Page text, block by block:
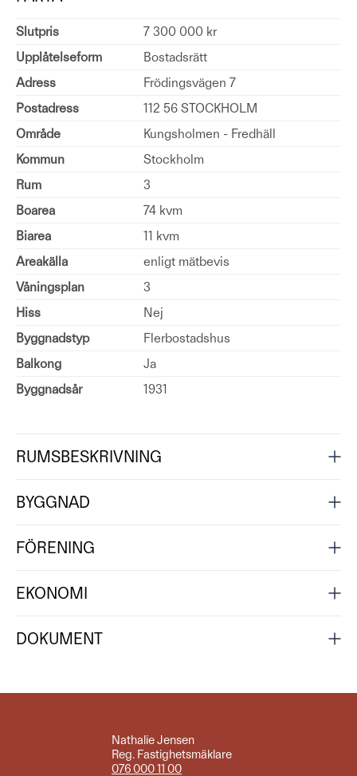
Slutpris
7 300 000 kr
Upplåtelseform
Bostadsrätt
Adress
Frödingsvägen 7
Postadress
112 56 STOCKHOLM
Område
Kungsholmen - Fredhäll
Kommun
Stockholm
Rum
3
Boarea
74 kvm
Biarea
11 kvm
Areakälla
enligt mätbevis
Våningsplan
3
Hiss
Nej
Byggnadstyp
Flerbostadshus
Balkong
Ja
Byggnadsår
1931
RUMSBESKRIVNING
BYGGNAD
FÖRENING
EKONOMI
DOKUMENT
Nathalie Jensen
Reg. Fastighetsmäklare
076 000 11 00